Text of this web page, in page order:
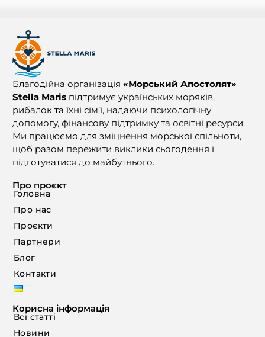
Благодійна організація «Морський Апостолят»
Stella Maris підтримує українських моряків,
рибалок та їхні сім’ї, надаючи психологічну
допомогу, фінансову підтримку та освітні ресурси.
Ми працюємо для зміцнення морської спільноти,
щоб разом пережити виклики сьогодення і
підготуватися до майбутнього.
Про проєкт
Головна
Про нас
Проєкти
Партнери
Блог
Контакти
Корисна інформація
Всі статті
Новини